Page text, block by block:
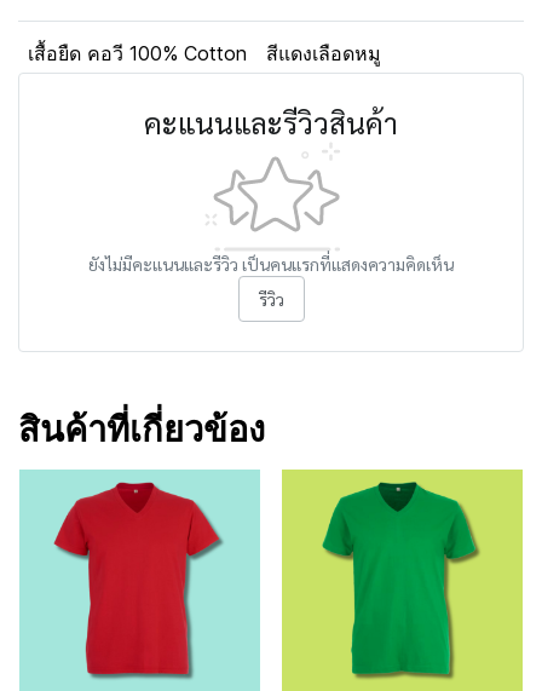
เสื้อยืด คอวี 100% Cotton สีแดงเลือดหมู
คะแนนและรีวิวสินค้า
ยังไม่มีคะแนนและรีวิว เป็นคนแรกที่แสดงความคิดเห็น
รีวิว
สินค้าที่เกี่ยวข้อง